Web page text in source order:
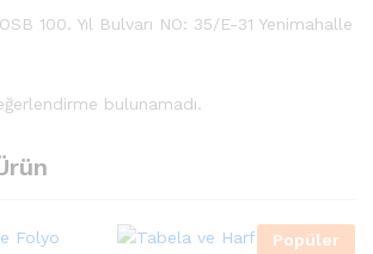
100. Yıl Bulvarı NO: 35/E-31 Yenimahalle
bulunamadı.
Popüler